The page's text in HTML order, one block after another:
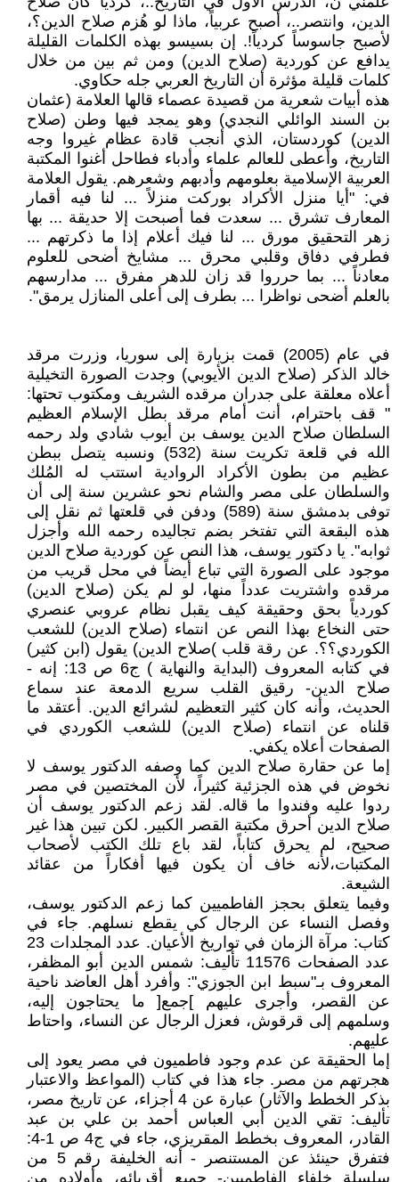
الدين، وانتصر..، أصبح عربياً، ماذا لو هُزم صلاح الدين؟،
لأصبح جاسوساً كردياً!. إن بسيسو بهذه الكلمات القليلة
يدافع عن كوردية (صلاح الدين) ومن ثم بين من خلال
كلمات قليلة مؤثرة أن التاريخ العربي جله حكاوي.
هذه أبيات شعرية من قصيدة عصماء قالها العلامة (عثمان
بن السند الوائلي النجدي) وهو يمجد فيها وطن (صلاح
الدين) كوردستان، الذي أنجب قادة عظام غيروا وجه
التاريخ، وأعطى للعالم علماء وأدباء فطاحل أغنوا المكتبة
العربية الإسلامية بعلومهم وأدبهم وشعرهم. يقول العلامة
في: "أيا منزل الأكراد بوركت منزلاً ... لنا فيه أقمار
المعارف تشرق ... سعدت فما أصبحت إلا حديقة ... بها
زهر التحقيق مورق ... لنا فيك أعلام إذا ما ذكرتهم ...
فطرفي دفاق وقلبي محرق ... مشايخ أضحى للعلوم
معادناً ... بما حرروا قد زان للدهر مفرق ... مدارسهم
بالعلم أضحى نواظرا ... بطرف إلى أعلى المنازل يرمق".
في عام (2005) قمت بزيارة إلى سوريا، وزرت مرقد
خالد الذكر (صلاح الدين الأيوبي) وجدت الصورة التخيلية
أعلاه معلقة على جدران مرقده الشريف ومكتوب تحتها:
" قف باحترام، أنت أمام مرقد بطل الإسلام العظيم
السلطان صلاح الدين يوسف بن أيوب شادي ولد رحمه
الله في قلعة تكريت سنة (532) ونسبه يتصل ببطن
عظيم من بطون الأكراد الروادية استتب له المُلك
والسلطان على مصر والشام نحو عشرين سنة إلى أن
توفى بدمشق سنة (589) ودفن في قلعتها ثم نقل إلى
هذه البقعة التي تفتخر بضم تجاليده رحمه الله وأجزل
ثوابه". يا دكتور يوسف، هذا النص عن كوردية صلاح الدين
موجود على الصورة التي تباع أيضاً في محل قريب من
مرقده واشتريت عدداً منها، لو لم يكن (صلاح الدين)
كوردياً بحق وحقيقة كيف يقبل نظام عروبي عنصري
حتى النخاع بهذا النص عن انتماء (صلاح الدين) للشعب
الكوردي؟؟. عن رقة قلب )صلاح الدين) يقول (ابن كثير)
في كتابه المعروف (البداية والنهاية ) ج6 ص 13: إنه -
صلاح الدين- رقيق القلب سريع الدمعة عند سماع
الحديث، وأنه كان كثير التعظيم لشرائع الدين. أعتقد ما
قلناه عن انتماء (صلاح الدين) للشعب الكوردي في
الصفحات أعلاه يكفي.
إما عن حقارة صلاح الدين كما وصفه الدكتور يوسف لا
نخوض في هذه الجزئية كثيراً، لأن المختصين في مصر
ردوا عليه وفندوا ما قاله. لقد زعم الدكتور يوسف أن
صلاح الدين أحرق مكتبة القصر الكبير. لكن تبين هذا غير
صحيح، لم يحرق كتاباً، لقد باع تلك الكتب لأصحاب
المكتبات،لأنه خاف أن يكون فيها أفكاراً من عقائد
الشيعة.
وفيما يتعلق بحجز الفاطميين كما زعم الدكتور يوسف،
وفصل النساء عن الرجال كي يقطع نسلهم. جاء في
كتاب: مرآة الزمان في تواريخ الأعيان. عدد المجلدات 23
عدد الصفحات 11576 تأليف: شمس الدين أبو المظفر،
المعروف بـ"سبط ابن الجوزي": وأفرد أهل العاضد ناحية
عن القصر، وأجرى عليهم ]جمع[ ما يحتاجون إليه،
وسلمهم إلى قرقوش، فعزل الرجال عن النساء، واحتاط
عليهم.
إما الحقيقة عن عدم وجود فاطميون في مصر يعود إلى
هجرتهم من مصر. جاء هذا في كتاب (المواعظ والاعتبار
بذكر الخطط والآثار) عبارة عن 4 أجزاء، عن تاريخ مصر،
تأليف: تقي الدين أبي العباس أحمد بن علي بن عبد
القادر، المعروف بخطط المقريزي، جاء في ج4 ص 1-4:
فتفرق حينئذ عن المستنصر - أنه الخليفة رقم 5 من
سلسلة خلفاء الفاطميين- جميع أقربائه، وأولاده من